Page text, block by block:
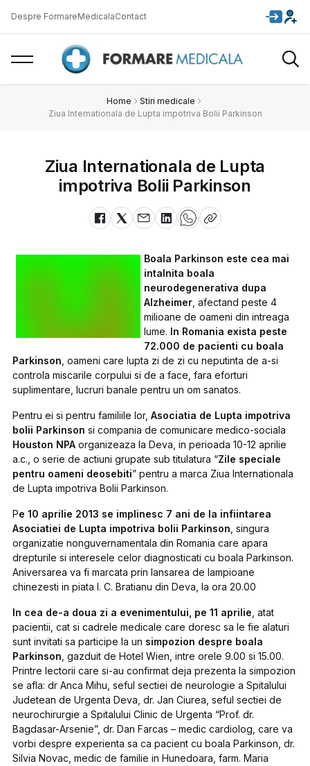
Despre FormareMedicalaContact
Home
Stiri medicale
Ziua Internationala de Lupta impotriva Bolii Parkinson
Ziua Internationala de Lupta
impotriva Bolii Parkinson
Boala Parkinson este cea mai
intalnita boala
neurodegenerativa dupa
Alzheimer , afectand peste 4
milioane de oameni din intreaga
lume. In Romania exista peste
72.000 de pacienti cu boala
Parkinson , oameni care lupta zi de zi cu neputinta de a-si
controla miscarile corpului si de a face, fara eforturi
suplimentare, lucruri banale pentru un om sanatos.
Pentru ei si pentru familiile lor,Asociatia de Lupta impotriva
bolii Parkinson si compania de comunicare medico-sociala
Houston NPA organizeaza la Deva, in perioada 10-12 aprilie
a.c., o serie de actiuni grupate sub titulatura “Zile speciale
pentru oameni deosebiti” pentru a marca Ziua Internationala
de Lupta impotriva Bolii Parkinson.
Pe 10 aprilie 2013 se implinesc 7 ani de la infiintarea
Asociatiei de Lupta impotriva bolii Parkinson , singura
organizatie nonguvernamentala din Romania care apara
drepturile si interesele celor diagnosticati cu boala Parkinson.
Aniversarea va fi marcata prin lansarea de lampioane
chinezesti in piata I. C. Bratianu din Deva, la ora 20.00
In cea de-a doua zi a evenimentului, pe 11 aprilie , atat
pacientii, cat si cadrele medicale care doresc sa le fie alaturi
sunt invitati sa participe la un simpozion despre boala
Parkinson , gazduit de Hotel Wien, intre orele 9.00 si 15.00.
Printre lectorii care si-au confirmat deja prezenta la simpozion
se afla: dr Anca Mihu, seful sectiei de neurologie a Spitalului
Judetean de Urgenta Deva, dr. Jan Ciurea, seful sectiei de
neurochirurgie a Spitalului Clinic de Urgenta “Prof. dr.
Bagdasar-Arsenie”, dr. Dan Farcas – medic cardiolog, care va
vorbi despre experienta sa ca pacient cu boala Parkinson, dr.
Silvia Novac, medic de familie in Hunedoara, farm. Maria